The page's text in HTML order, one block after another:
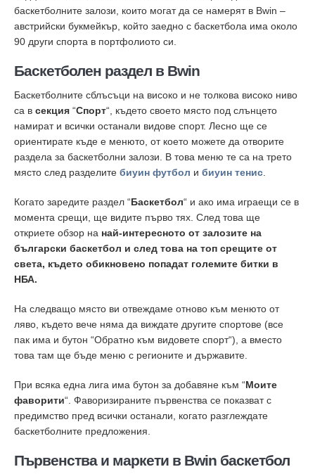
баскетболните залози, които могат да се намерят в Bwin –
австрийски букмейкър, който заедно с баскетбола има около
90 други спорта в портфолиото си.
Баскетболен раздел в Bwin
Баскетболните сблъсъци на високо и не толкова високо ниво
са в секция “Спорт“, където своето място под слънцето
намират и всички останали видове спорт. Лесно ще се
ориентирате къде е менюто, от което можете да отворите
раздела за баскетболни залози. В това меню те са на трето
място след разделите биуин футбол и биуин тенис
Когато заредите раздел “Баскетбол“ и ако има играещи се в
момента срещи, ще видите първо тях. След това ще
откриете обзор на най-интересното от залозите на
български баскетбол и след това на топ срещите от
света, където обикновено попадат големите битки в
НБА.
На следващо място ви отвеждаме отново към менюто от
ляво, където вече няма да виждате другите спортове (все
пак има и бутон “Обратно към видовете спорт“), а вместо
това там ще бъде меню с регионите и държавите.
При всяка една лига има бутон за добавяне към “Моите
фаворити“. Фаворизираните първенства се показват с
предимство пред всички останали, когато разглеждате
баскетболните предложения.
Първенства и маркети в Bwin баскетбол